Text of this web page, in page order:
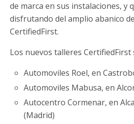
de marca en sus instalaciones, y
disfrutando del amplio abanico
CertifiedFirst.
Los nuevos talleres CertifiedFirst
Automoviles Roel, en
Automoviles Mabusa, en
Autocentro Cormenar, en
(Madrid)